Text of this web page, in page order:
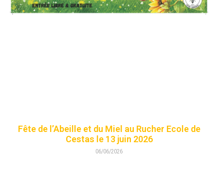
Fête de l’Abeille et du Miel au Rucher Ecole de
Cestas le 13 juin 2026
06/06/2026